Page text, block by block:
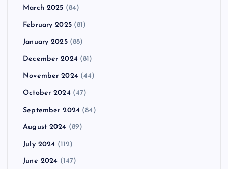
March 2025 (84)
February 2025(81)
January 2025(88)
December 2024 (81)
November 2024 (44)
October 2024 (47)
September 2024 (84)
August 2024 (89)
July 2024 (112)
June 2024 (147)